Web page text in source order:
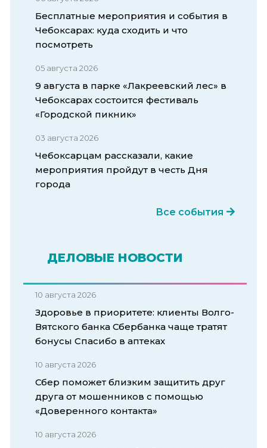
Бесплатные мероприятия и события в
Чебоксарах: куда сходить и что
посмотреть
05 августа 2026
9 августа в парке «Лакреевский лес» в
Чебоксарах состоится фестиваль
«Городской пикник»
03 августа 2026
Чебоксарцам рассказали, какие
мероприятия пройдут в честь Дня
города
Все события
ДЕЛОВЫЕ НОВОСТИ
10 августа 2026
Здоровье в приоритете: клиенты Волго-
Вятского банка Сбербанка чаще тратят
бонусы Спасибо в аптеках
10 августа 2026
Сбер поможет близким защитить друг
друга от мошенников с помощью
«Доверенного контакта»
10 августа 2026